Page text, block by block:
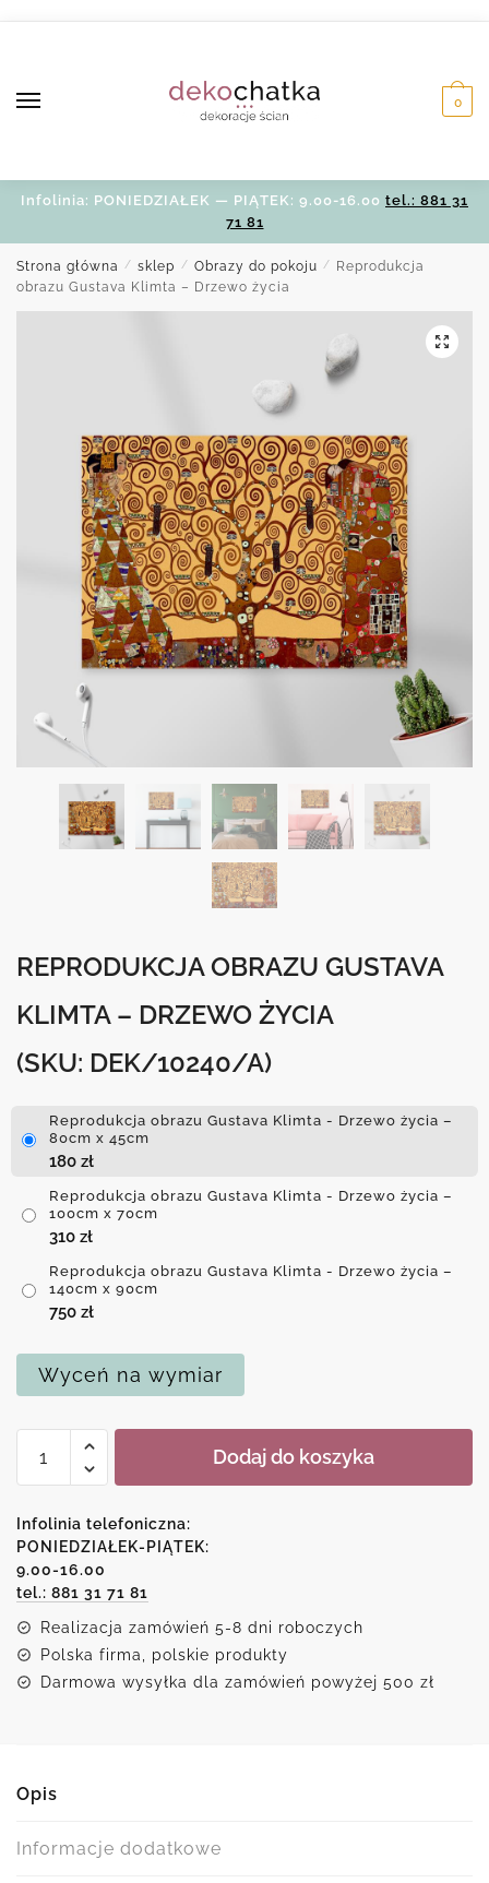
0
Infolinia: PONIEDZIAŁEK — PIĄTEK: 9.00-16.00 tel.: 881 31
71 81
Strona główna / sklep / Obrazy do pokoju /
Reprodukcja
obrazu Gustava Klimta – Drzewo życia
REPRODUKCJA OBRAZU GUSTAVA
KLIMTA – DRZEWO ŻYCIA
(SKU: DEK/10240/A)
Reprodukcja obrazu Gustava Klimta - Drzewo życia –
80cm x 45cm
180 zł
Reprodukcja obrazu Gustava Klimta - Drzewo życia –
100cm x 70cm
310 zł
Reprodukcja obrazu Gustava Klimta - Drzewo życia –
140cm x 90cm
750 zł
Wyceń na wymiar
Reprodukcja
Gustava
Klimta
-
Drzewo
życia
Dodaj do koszyka
Infolinia telefoniczna:
PONIEDZIAŁEK-PIĄTEK:
9.00-16.00
tel.: 881 31 71 81
Realizacja zamówień 5-8 dni roboczych
Polska firma, polskie produkty
Darmowa wysyłka dla zamówień powyżej 500 zł
Opis
Informacje dodatkowe